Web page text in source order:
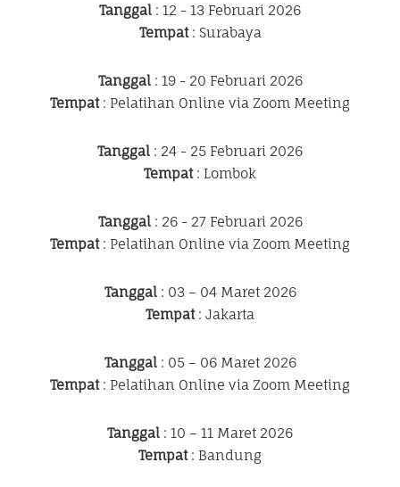
Tanggal : 12 - 13 Februari 2026
Tempat: Surabaya
Tanggal: 19 - 20 Februari 2026
Tempat: Pelatihan Online via Zoom Meeting
Tanggal : 24 - 25 Februari 2026
Tempat: Lombok
Tanggal: 26 - 27 Februari 2026
Tempat: Pelatihan Online via Zoom Meeting
Tanggal: 03 – 04 Maret 2026
Tempat: Jakarta
Tanggal: 05 – 06 Maret 2026
Tempat: Pelatihan Online via Zoom Meeting
Tanggal : 10 – 11 Maret 2026
Tempat: Bandung